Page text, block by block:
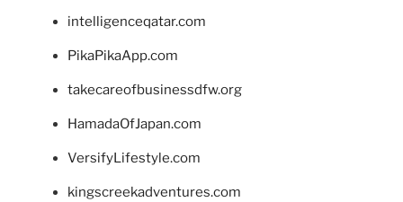
intelligenceqatar.com
PikaPikaApp.com
takecareofbusinessdfw.org
HamadaOfJapan.com
VersifyLifestyle.com
kingscreekadventures.com